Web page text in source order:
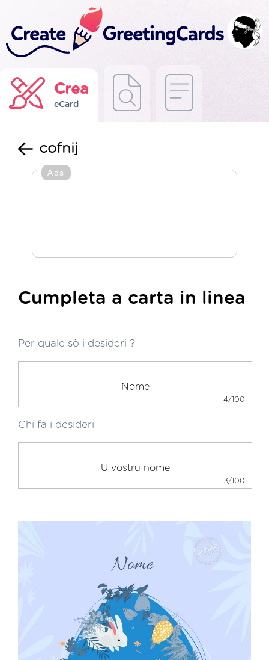
Crea
eCard
cofnij
Ads
Cumpleta a carta in linea
Per quale sò i desideri ?
4/100
Chi fa i desideri
13/100